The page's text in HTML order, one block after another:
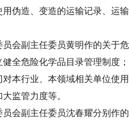
伪造、变造的运输记录、运
副主任委员黄明作的关于危
全危险化学品目录管理制度
本行业、本领域相关单位使
监管力度等。
副主任委员沈春耀分别作的